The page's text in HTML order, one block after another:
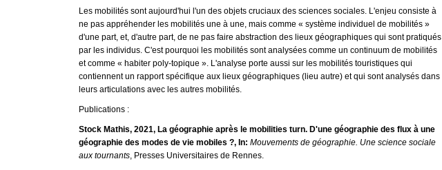
Les mobilités sont aujourd'hui l'un des objets cruciaux des sciences sociales. L'enjeu consiste à
ne pas appréhender les mobilités une à une, mais comme « système individuel de mobilités »
d'une part, et, d'autre part, de ne pas faire abstraction des lieux géographiques qui sont pratiqués
par les individus. C'est pourquoi les mobilités sont analysées comme un continuum de mobilités
et comme « habiter poly-topique ». L'analyse porte aussi sur les mobilités touristiques qui
contiennent un rapport spécifique aux lieux géographiques (lieu autre) et qui sont analysés dans
leurs articulations avec les autres mobilités.
Publications :
Stock Mathis, 2021, La géographie après le mobilities turn. D'une géographie des flux à une
géographie des modes de vie mobiles ?, In: Mouvements de géographie. Une science sociale
aux tournants, Presses Universitaires de Rennes.